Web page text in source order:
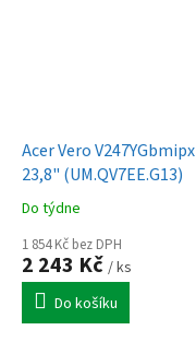
Acer Vero V247YGbmipx
23,8" (UM.QV7EE.G13)
Do týdne
1 854 Kč bez DPH
2 243 Kč / ks
Do košíku